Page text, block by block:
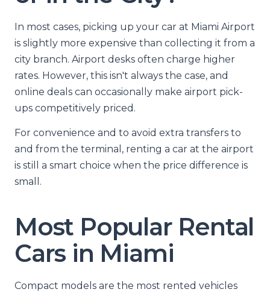
In most cases, picking up your car at Miami Airport
is slightly more expensive than collecting it from a
city branch. Airport desks often charge higher
rates. However, this isn't always the case, and
online deals can occasionally make airport pick-
ups competitively priced.
For convenience and to avoid extra transfers to
and from the terminal, renting a car at the airport
is still a smart choice when the price difference is
small.
Most Popular Rental
Cars in Miami
Compact models are the most rented vehicles